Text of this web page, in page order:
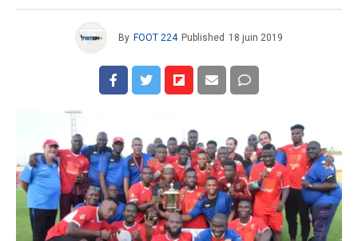
By FOOT 224 Published 18 juin 2019